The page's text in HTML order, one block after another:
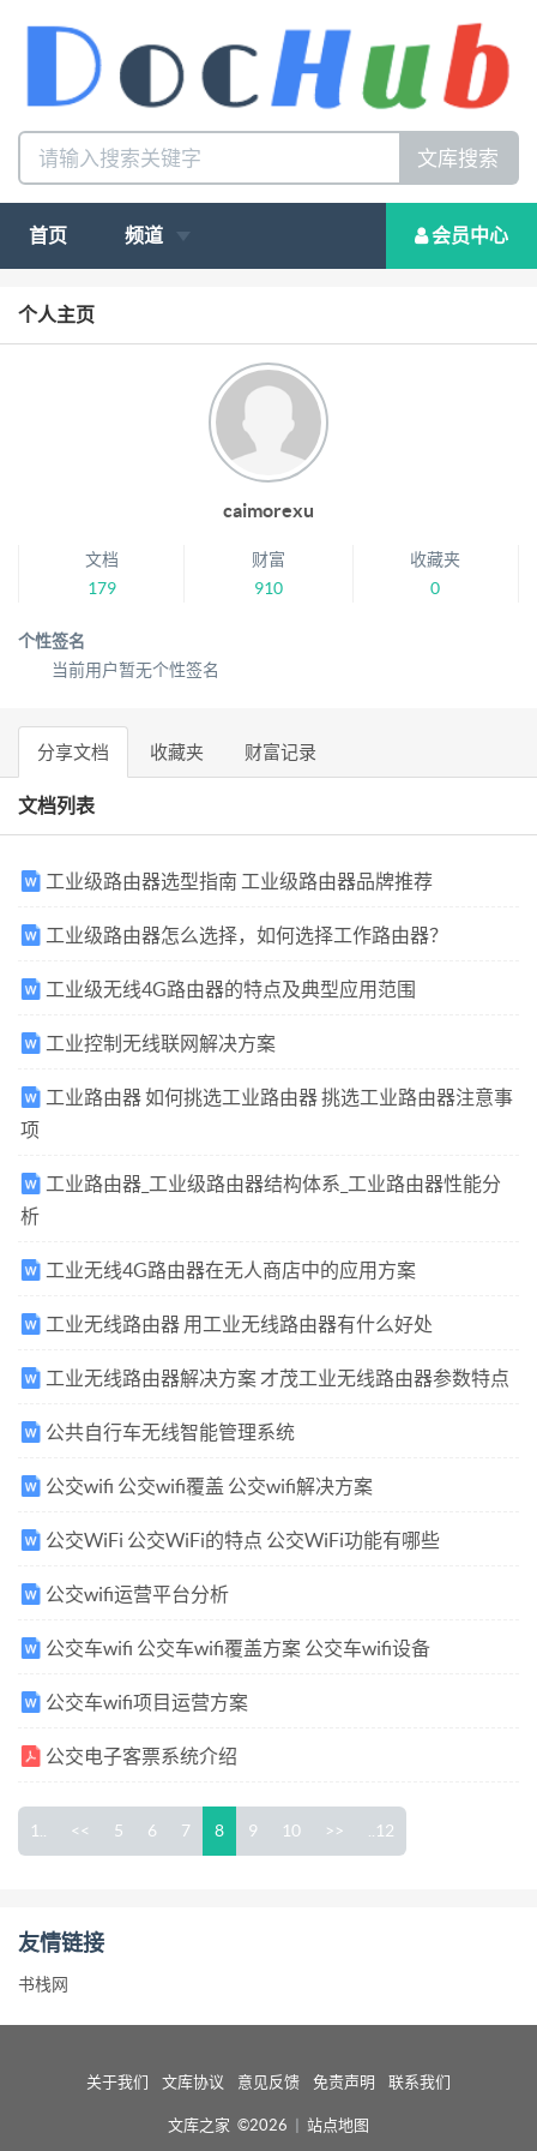
文库搜索
首页 频道 会员中心
个人主页
caimorexu
文档
179
财富
910
收藏夹
0
个性签名
当前用户暂无个性签名
分享文档 收藏夹 财富记录
文档列表
工业级路由器选型指南 工业级路由器品牌推荐
工业级路由器怎么选择，如何选择工作路由器？
工业级无线4G路由器的特点及典型应用范围
工业控制无线联网解决方案
工业路由器 如何挑选工业路由器 挑选工业路由器注意事
项
工业路由器_工业级路由器结构体系_工业路由器性能分
析
工业无线4G路由器在无人商店中的应用方案
工业无线路由器 用工业无线路由器有什么好处
工业无线路由器解决方案 才茂工业无线路由器参数特点
公共自行车无线智能管理系统
公交wifi 公交wifi覆盖 公交wifi解决方案
公交WiFi 公交WiFi的特点 公交WiFi功能有哪些
公交wifi运营平台分析
公交车wifi 公交车wifi覆盖方案 公交车wifi设备
公交车wifi项目运营方案
公交电子客票系统介绍
1.. << 5 6 7 8 9 10 >> ..12
友情链接
书栈网
关于我们 文库协议 意见反馈 免责声明 联系我们
文库之家 ©2026 | 站点地图